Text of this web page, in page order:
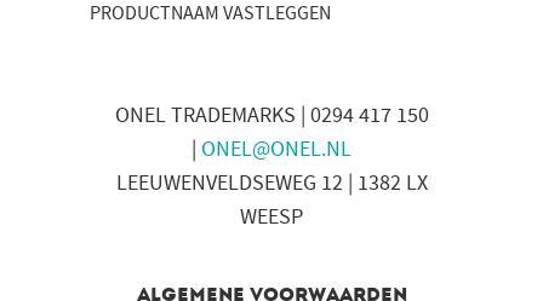
PRODUCTNAAM VASTLEGGEN
ONEL TRADEMARKS | 0294 417 150
| ONEL@ONEL.NL
LEEUWENVELDSEWEG 12 | 1382 LX
WEESP
Algemene voorwaarden